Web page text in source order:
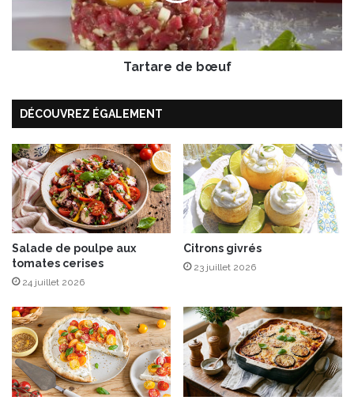
t
m
e
c
o
n
f
i
t
e
s
e
e
u
Tartare de bœuf
DÉCOUVREZ ÉGALEMENT
Salade de poulpe aux
tomates cerises
24 juillet 2026
Citrons givrés
23 juillet 2026